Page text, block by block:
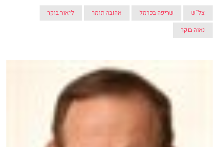
צל"ש שריפה בכרמל אהובה תומר
ליאור בוקר
נאוה בוקר